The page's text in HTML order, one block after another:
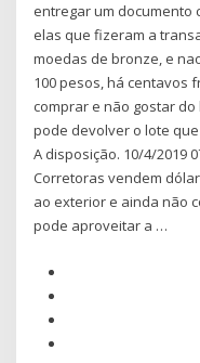
entregar um
elas que fizeram a
moedas de bronze, e
100 pesos, há centavos
comprar e não gostar
pode devolver o lote
A disposição. 10/4/2019
Corretoras vendem
ao exterior e ainda não
pode aproveitar a …